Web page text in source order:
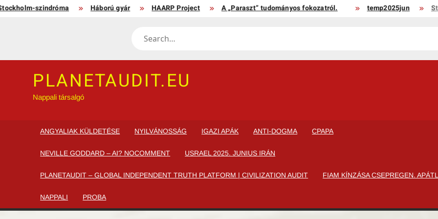
Skip szindróma Háború gyár HAARP Project A „Paraszt” tudományos fokozatról. temp2025jun
Search
PLANETAUDIT.EU
Nappali társalgó
ANGYALIAK KÜLDETÉSE NYILVÁNOSSÁG IGAZI APÁK ANTI-DOGMA CPAPA
NEVILLE GODDARD – AI? NOCOMMENT USRAEL 2025. JUNIUS IRÁN
PLANETAUDIT – GLOBAL INDEPENDENT TRUTH PLATFORM | CIVILIZATION AUDIT FIAM KÍNZÁSA CSEPREGEN.
NAPPALI PROBA